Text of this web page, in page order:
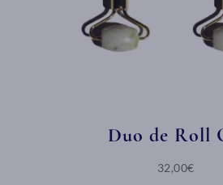
Duo de Roll
32,00€